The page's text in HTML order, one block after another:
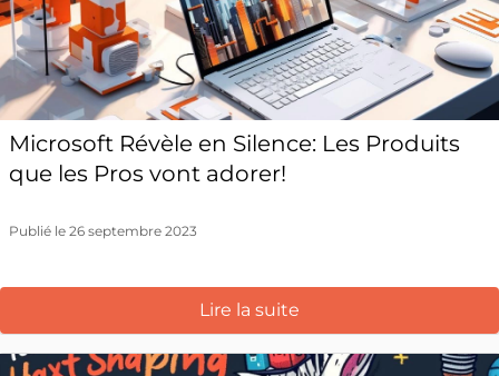
Microsoft Révèle en Silence: Les Produits
que les Pros vont adorer!
Publié le 26 septembre 2023
Lire la suite